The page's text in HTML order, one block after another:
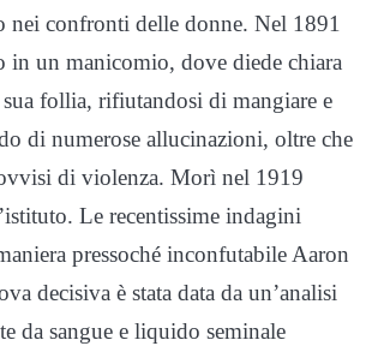
nei confronti delle donne. Nel 1891
in un manicomio, dove diede chiara
follia, rifiutandosi di mangiare e
di numerose allucinazioni, oltre che
di violenza. Morì nel 1919
Le recentissime indagini
pressoché inconfutabile Aaron
decisiva è stata data da un’analisi
da sangue e liquido seminale